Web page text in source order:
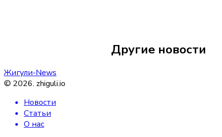
Другие новости
дебош в поезде в
Жигули-News
© 2026. zhiguli.io
Новости
Статьи
О нас